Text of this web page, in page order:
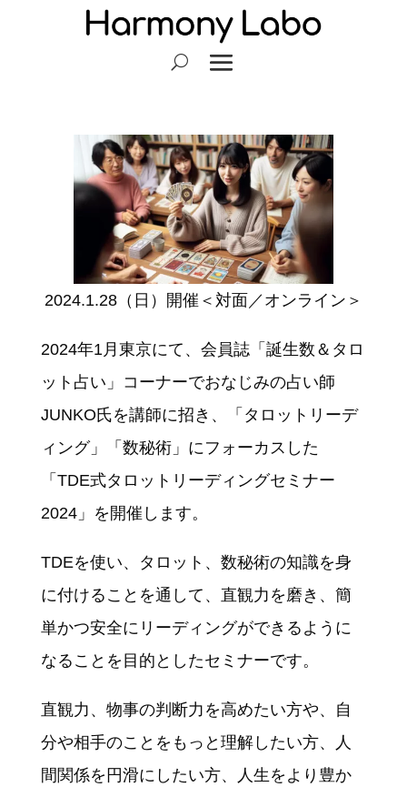
2024.1.28（日）開催＜対面／オンライン＞
2024年1月東京にて、会員誌「誕生数＆タロ
ット占い」コーナーでおなじみの占い師
JUNKO氏を講師に招き、「タロットリーデ
ィング」「数秘術」にフォーカスした
「TDE式タロットリーディングセミナー
2024」を開催します。
TDEを使い、タロット、数秘術の知識を身
に付けることを通して、直観力を磨き、簡
単かつ安全にリーディングができるように
なることを目的としたセミナーです。
直観力、物事の判断力を高めたい方や、自
分や相手のことをもっと理解したい方、人
間関係を円滑にしたい方、人生をより豊か